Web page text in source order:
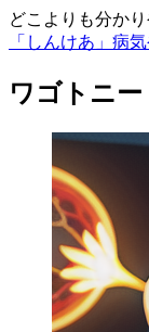
どこよりも分か
「しんけあ」病
ワゴトニ